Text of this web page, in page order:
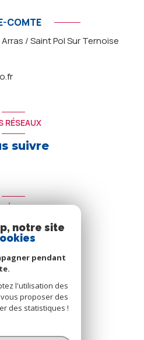
COMTE
/ Saint Pol Sur Ternoise
RÉSEAUX
suivre
notre site
pendant
l'utilisation des
proposer des
des statistiques !